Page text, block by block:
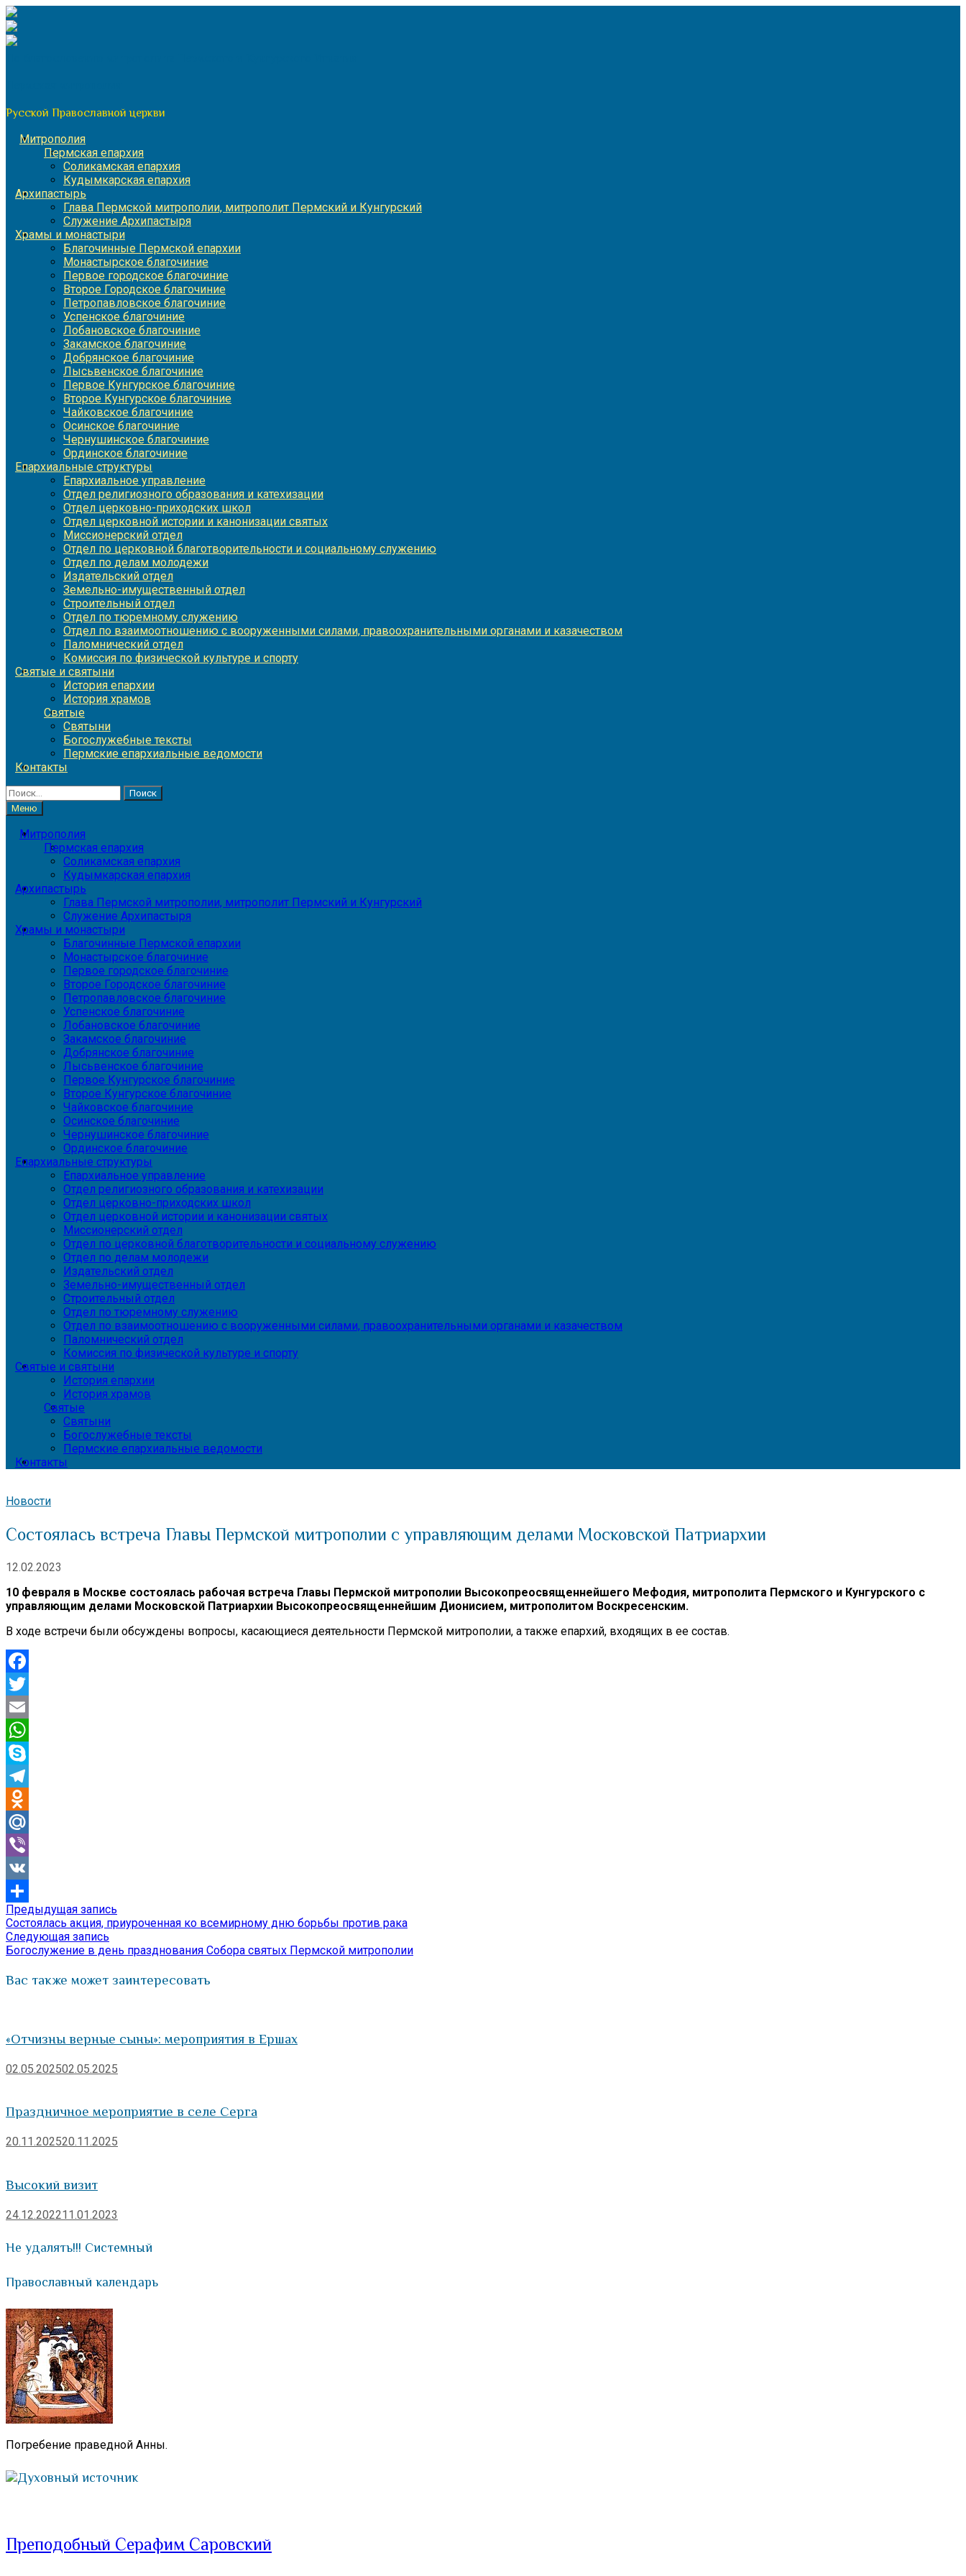
Перейти
к
содержимому
Русской Православной церкви
Митрополия
Пермская епархия
Соликамская епархия
Кудымкарская епархия
Архипастырь
Глава Пермской митрополии, митрополит Пермский и Кунгурский
Служение Архипастыря
Храмы и монастыри
Благочинные Пермской епархии
Монастырское благочиние
Первое городское благочиние
Второе Городское благочиние
Петропавловское благочиние
Успенское благочиние
Лобановское благочиние
Закамское благочиние
Добрянское благочиние
Лысьвенское благочиние
Первое Кунгурское благочиние
Второе Кунгурское благочиние
Чайковское благочиние
Осинское благочиние
Чернушинское благочиние
Ординское благочиние
Епархиальные структуры
Епархиальное управление
Отдел религиозного образования и катехизации
Отдел церковно-приходских школ
Отдел церковной истории и канонизации святых
Миссионерский отдел
Отдел по церковной благотворительности и социальному служению
Отдел по делам молодежи
Издательский отдел
Земельно-имущественный отдел
Строительный отдел
Отдел по тюремному служению
Отдел по взаимоотношению с вооруженными силами, правоохранительными органами и казачеством
Паломнический отдел
Комиссия по физической культуре и спорту
Святые и святыни
История епархии
История храмов
Святые
Святыни
Богослужебные тексты
Пермские епархиальные ведомости
Контакты
Найти:
Меню
Митрополия
Пермская епархия
Соликамская епархия
Кудымкарская епархия
Архипастырь
Глава Пермской митрополии, митрополит Пермский и Кунгурский
Служение Архипастыря
Храмы и монастыри
Благочинные Пермской епархии
Монастырское благочиние
Первое городское благочиние
Второе Городское благочиние
Петропавловское благочиние
Успенское благочиние
Лобановское благочиние
Закамское благочиние
Добрянское благочиние
Лысьвенское благочиние
Первое Кунгурское благочиние
Второе Кунгурское благочиние
Чайковское благочиние
Осинское благочиние
Чернушинское благочиние
Ординское благочиние
Епархиальные структуры
Епархиальное управление
Отдел религиозного образования и катехизации
Отдел церковно-приходских школ
Отдел церковной истории и канонизации святых
Миссионерский отдел
Отдел по церковной благотворительности и социальному служению
Отдел по делам молодежи
Издательский отдел
Земельно-имущественный отдел
Строительный отдел
Отдел по тюремному служению
Отдел по взаимоотношению с вооруженными силами, правоохранительными органами и казачеством
Паломнический отдел
Комиссия по физической культуре и спорту
Святые и святыни
История епархии
История храмов
Святые
Святыни
Богослужебные тексты
Пермские епархиальные ведомости
Контакты
Новости
Состоялась встреча Главы Пермской митрополии с управляющим делами Московской Патриархии
12.02.2023
10 февраля в Москве состоялась рабочая встреча Главы Пермской митрополии Высокопреосвященнейшего Мефодия, митрополита Пермского и Кунгурского с
управляющим делами Московской Патриархии Высокопреосвященнейшим Дионисием, митрополитом Воскресенским.
В ходе встречи были обсуждены вопросы, касающиеся деятельности Пермской митрополии, а также епархий, входящих в ее состав.
Facebook
Twitter
Email
WhatsApp
Skype
Telegram
Odnoklassniki
Mail.Ru
Viber
VK
Отправить
Навигация
по
записям
Предыдущая запись
запись:
Состоялась акция, приуроченная ко всемирному дню борьбы против рака
Следующая запись
запись:
Богослужение в день празднования Собора святых Пермской митрополии
Вас также может заинтересовать
«Отчизны верные сыны»: мероприятия в Ершах
02.05.202502.05.2025
Праздничное мероприятие в селе Серга
20.11.202520.11.2025
Высокий визит
24.12.202211.01.2023
Не удалять!!! Системный
Православный календарь
Погребение праведной Анны.
Духовный источник
Преподобный Серафим Саровский